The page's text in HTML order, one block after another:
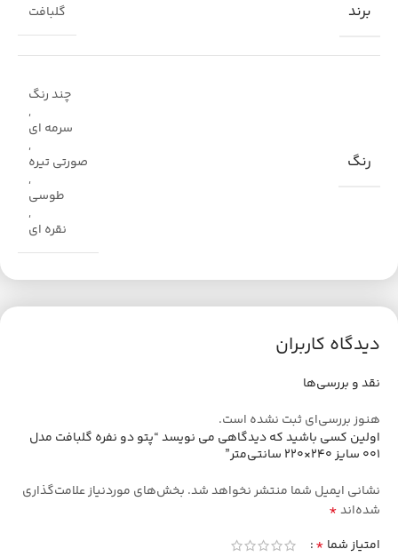
برند گلبافت
رنگ
چند رنگ
,
سرمه ای
,
صورتی تیره
,
طوسی
,
نقره ای
دیدگاه کاربران
نقد و بررسی‌ها
هنوز بررسی‌ای ثبت نشده است.
اولین کسی باشید که دیدگاهی می نویسد “پتو دو نفره گلبافت مدل
001 سایز 240×220 سانتی‌متر”
نشانی ایمیل شما منتشر نخواهد شد. بخش‌های موردنیاز علامت‌گذاری
شده‌اند*
امتیاز شما *